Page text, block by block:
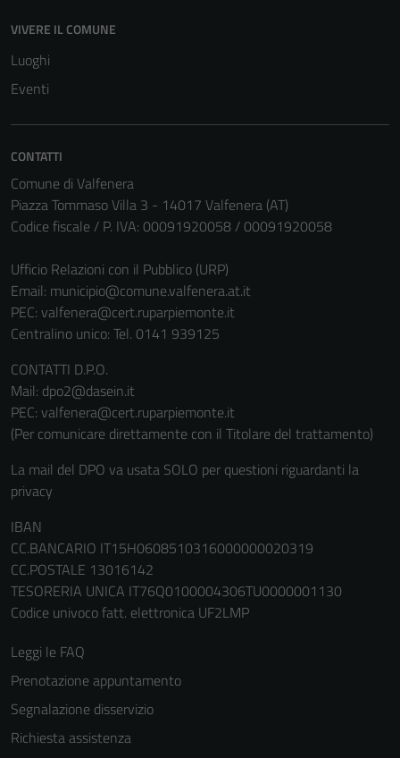
VIVERE IL COMUNE
Luoghi
Eventi
CONTATTI
Comune di Valfenera
Piazza Tommaso Villa 3 - 14017 Valfenera (AT)
Codice fiscale / P. IVA: 00091920058 / 00091920058
Ufficio Relazioni con il Pubblico (URP)
Email: municipio@comune.valfenera.at.it
PEC: valfenera@cert.ruparpiemonte.it
Centralino unico: Tel. 0141 939125
CONTATTI D.P.O.
Mail: dpo2@dasein.it
PEC: valfenera@cert.ruparpiemonte.it
(Per comunicare direttamente con il Titolare del trattamento)
La mail del DPO va usata SOLO per questioni riguardanti la
privacy
IBAN
CC.BANCARIO IT15H0608510316000000020319
CC.POSTALE 13016142
TESORERIA UNICA IT76Q0100004306TU0000001130
Codice univoco fatt. elettronica UF2LMP
Leggi le FAQ
Prenotazione appuntamento
Segnalazione disservizio
Richiesta assistenza
sono necessari
per il
possono
essere
personali.